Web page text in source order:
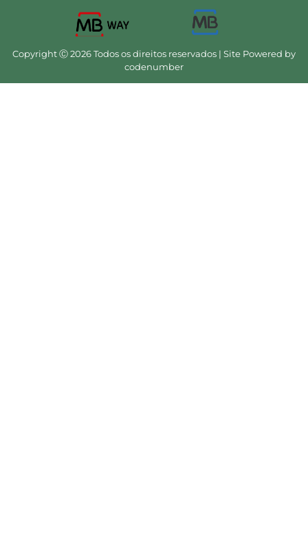
Copyright Ⓒ 2026 Todos os direitos reservados | Site Powered by
codenumber